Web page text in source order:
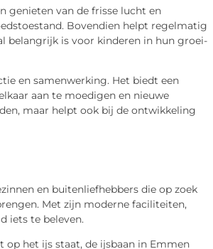
genieten van de frisse lucht en
Bovendien helpt regelmatig
belangrijk is voor kinderen in hun groei-
en samenwerking. Het biedt een
aan te moedigen en nieuwe
maar helpt ook bij de ontwikkeling
en buitenliefhebbers die op zoek
Met zijn moderne faciliteiten,
iets te beleven.
het ijs staat, de ijsbaan in Emmen